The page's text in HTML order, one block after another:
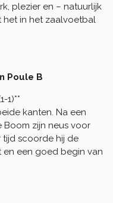
plezier en – natuurlijk
het in het zaalvoetbal
Poule B
1)**
kanten. Na een
zijn neus voor
scoorde hij de
en een goed begin van